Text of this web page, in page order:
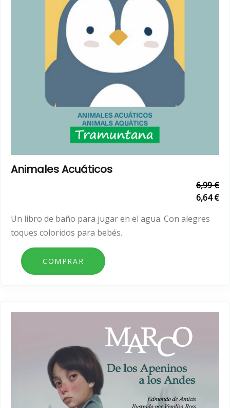
Animales Acuáticos
6,99 €
6,64 €
Un libro de baño para jugar en el agua. Con alegres
toques coloridos para bebés.